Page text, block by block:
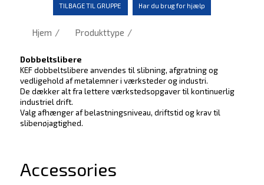
TILBAGE TIL GRUPPE Har du brug for hjælp
Hjem / Produkttype /
Dobbeltslibere
KEF dobbeltslibere anvendes til slibning, afgratning og
vedligehold af metalemner i værksteder og industri.
De dækker alt fra lettere værkstedsopgaver til kontinuerlig
industriel drift.
Valg afhænger af belastningsniveau, driftstid og krav til
slibenøjagtighed.
Accessories